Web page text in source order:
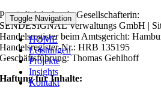
Toggle Navigation
HOME
Leistungen
Projekte
Insights
Kontakt
Persönlich haftende Gesellschafterin:
SENDESIGNAL Verwaltungs GmbH |
Handelsregister beim Amtsgericht:
Handelsregister-Nr.: HRB 135195
Geschäftsführung: Thomas Gehlhoff
Haftung für Inhalte: